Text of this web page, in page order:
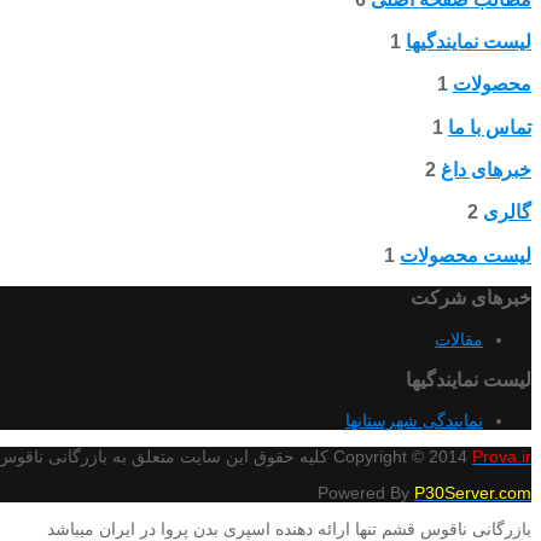
لیست نمایندگیها 1
محصولات 1
تماس با ما 1
خبرهای داغ 2
گالری 2
لیست محصولات 1
خبرهای شرکت
مقالات
لیست نمایندگیها
نمایندگی شهرستانها
Copyright © 2014 Prova.ir
کلیه حقوق این سایت متعلق به بازرگانی
Powered By P30Server.com
بازرگانی ناقوس قشم تنها ارائه دهنده اسپری بدن پروا در ایران میباشد